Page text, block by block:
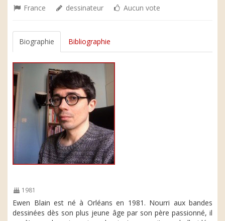
France dessinateur Aucun vote
Biographie Bibliographie
1981
Ewen Blain est né à Orléans en 1981. Nourri aux bandes
dessinées dès son plus jeune âge par son père passionné, il